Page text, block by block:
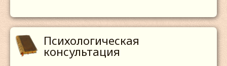
Психологическая
консультация